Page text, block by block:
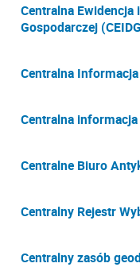
Centralna Ewidencja
Gospodarczej
Centralna
Centralna
Centralne Biuro
Centralny Rejestr
Centralny zasób